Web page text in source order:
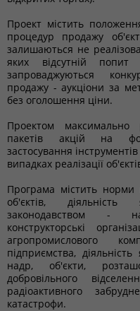
Проект містить
процедур продажу
залишаються не
яких відсутній попит
запроваджуються
продажу - аукціони за
без оголошення ціни.
Проектом
пакетів акцій на
застосування
випадках реалізації
Програма містить норми
об'єктів,
законодавством -
конструкторські
агропромислового
підприємства,
надр, об'єкти,
добровільного
радіоактивного
катастрофи.